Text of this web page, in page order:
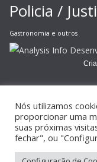
Policia /
Gastronomia e outros
Copyright © 2026
Nós utilizamos
proporcionar uma
suas próximas
fechar", ou